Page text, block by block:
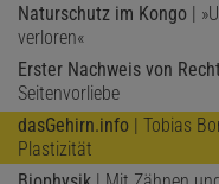
Naturschutz im Kongo |
verloren«
Erster Nachweis von
Seitenvorliebe
dasGehirn.info | Tobias
Plastizität